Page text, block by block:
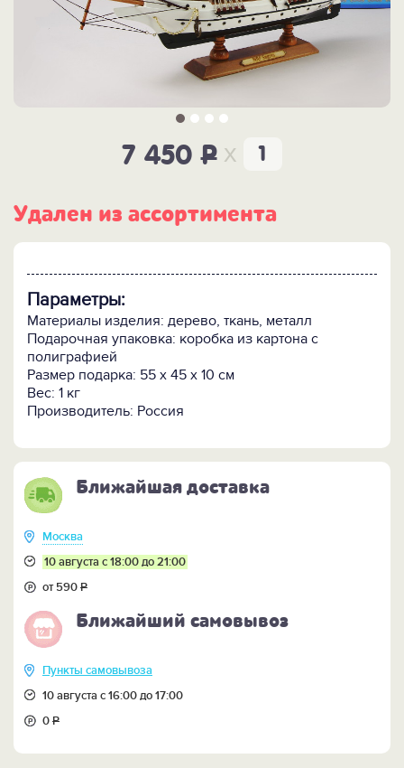
7 450P x
Удален из ассортимента
Параметры:
Материалы изделия: дерево, ткань, металл
Подарочная упаковка: коробка из картона с
полиграфией
Размер подарка: 55 х 45 х 10 см
Вес: 1 кг
Производитель: Россия
Ближайшая доставка
Москва
10 августа с 18:00 до 21:00
от 590Р
Ближайший самовывоз
Пункты самовывоза
10 августа с 16:00 до 17:00
0Р